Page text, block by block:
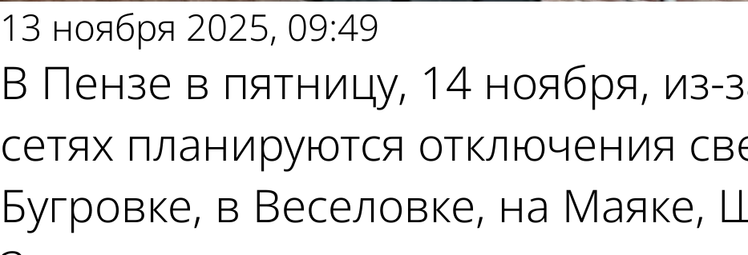
13 ноября 2025, 09:49
В Пензе в пятницу, 14 ноября, из-
сетях планируются отключения
Бугровке, в Веселовке, на Маяке,